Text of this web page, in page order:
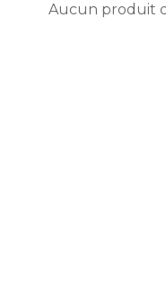
Aucun produit